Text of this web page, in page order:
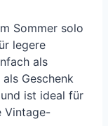
Sommer solo
legere
als
Geschenk
ist ideal für
Vintage-